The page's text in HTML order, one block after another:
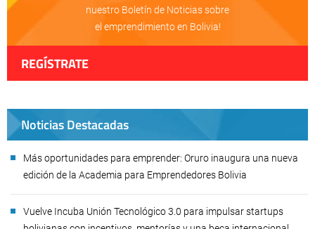
nuestro Boletín de Noticias sobre
el emprendimiento en Bolivia!
REGÍSTRATE
Noticias Destacadas
Más oportunidades para emprender: Oruro inaugura una nueva
edición de la Academia para Emprendedores Bolivia
Vuelve Incuba Unión Tecnológico 3.0 para impulsar startups